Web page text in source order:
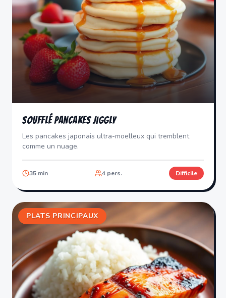
Soufflé Pancakes Jiggly
Les pancakes japonais ultra-moelleux qui tremblent
comme un nuage.
35 min 4 pers. Difficile
PLATS PRINCIPAUX